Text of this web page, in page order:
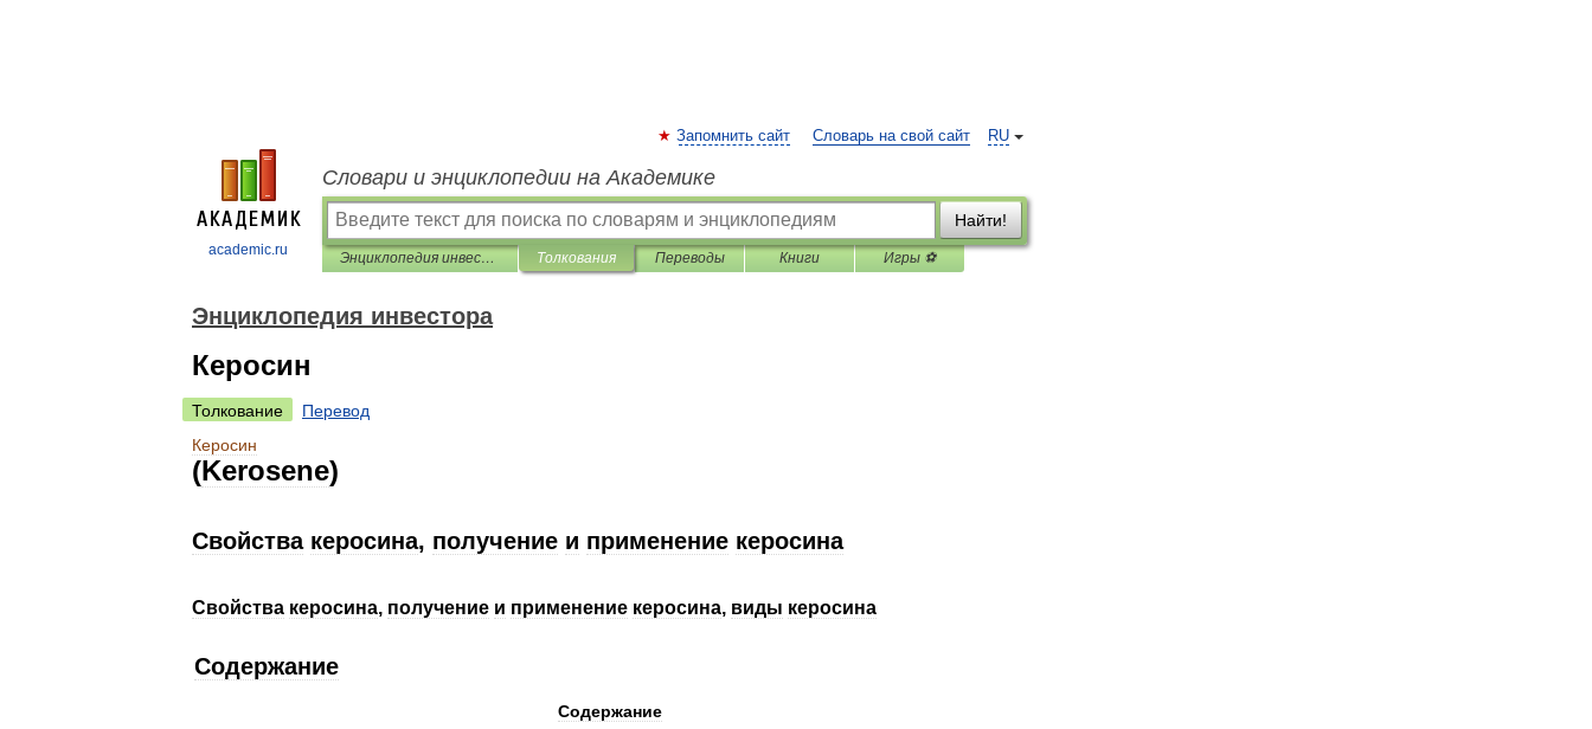
academic.ru
RU
Запомнить сайт Словарь на свой сайт
Словари и энциклопедии на Академике
Найти!
Энциклопедия инвестора Толкования Переводы Книги Игры ⚽
Энциклопедия инвестора
Керосин
Толкование
Перевод
Керосин
(Kerosene)
Свойства керосина, получение и применение керосина
Свойства керосина, получение и применение керосина, виды керосина
Содержание
Содержание